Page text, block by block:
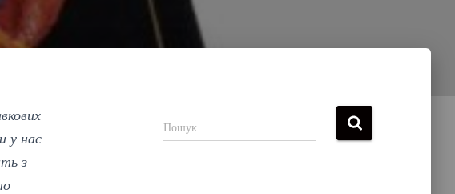
у нас
з
Пошук …